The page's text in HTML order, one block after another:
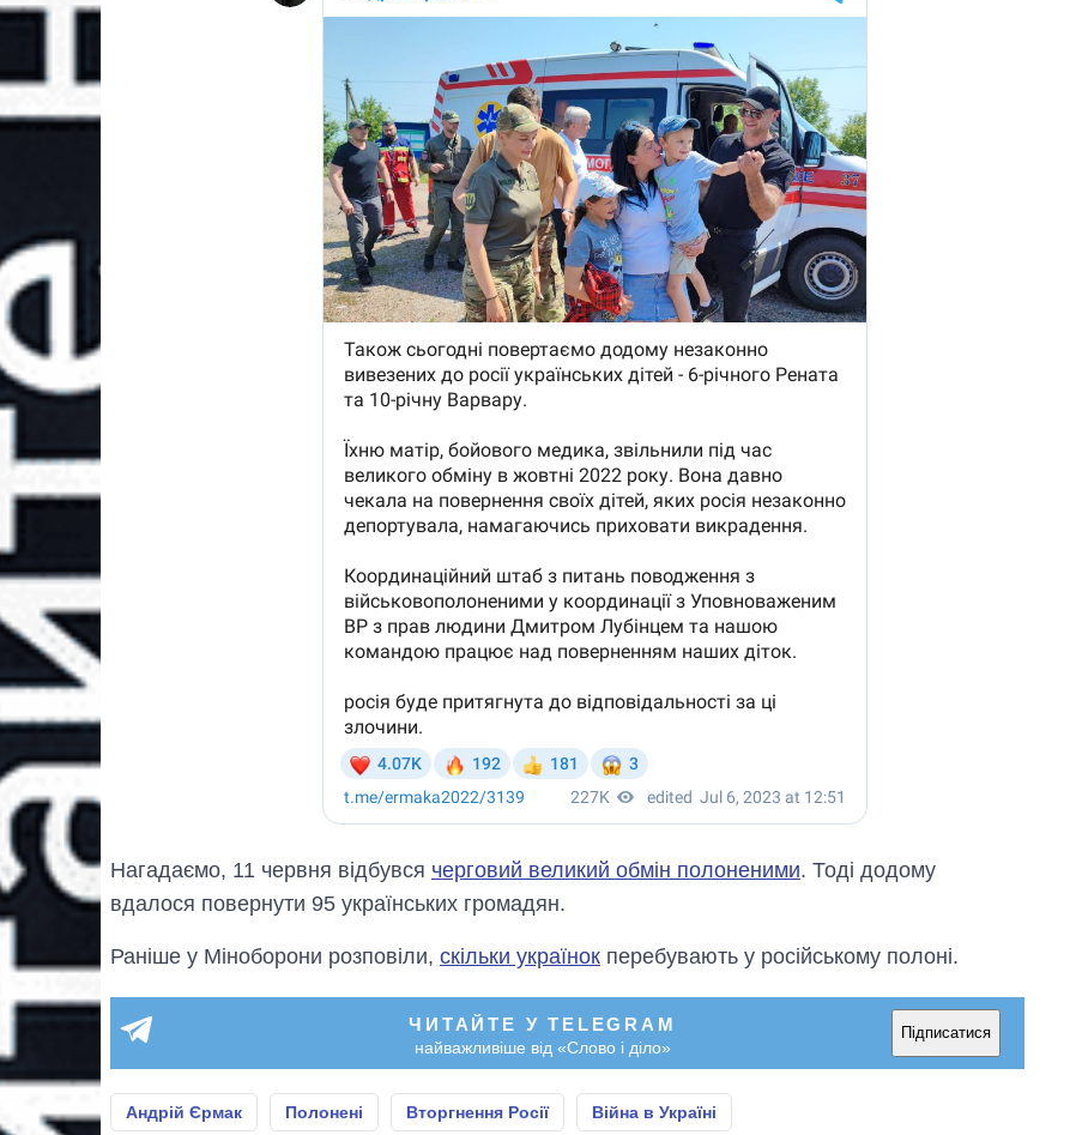
Нагадаємо, 11 червня відбувся черговий великий обмін полоненими. Тоді додому
вдалося повернути 95 українських громадян.
Раніше у Міноборони розповіли, скільки українок перебувають у російському полоні.
ЧИТАЙТЕ У TELEGRAM
найважливіше від «Слово і діло»
Підписатися
Андрій Єрмак Полонені Вторгнення Росії Війна в Україні